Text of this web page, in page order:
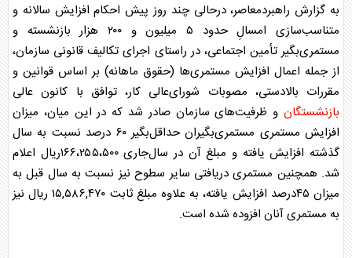
به گزارش راهبردمعاصر،‌ درحالی چند روز پیش احکام افزایش سالانه و
متناسب‌سازی امسالِ‌ حدود ۵ میلیون و ۲۰۰ هزار بازنشسته و
مستمری‌بگیر تأمین اجتماعی، در راستای اجرای تکالیف قانونی سازمان،
از جمله اعمال افزایش مستمری‌ها (حقوق ماهانه) بر اساس قوانین و
مقررات بالادستی، مصوبات شورای‌عالی کار، توافق با کانون عالی
بازنشستگان و ظرفیت‌های سازمان صادر شد که در این میان، میزان
افزایش مستمری مستمری‌بگیران حداقل‌بگیر ۶۰ درصد نسبت به سال
گذشته افزایش یافته و مبلغ آن در سال‌جاری ۱۶۶،۲۵۵،۵۰۰ریال اعلام
شد. همچنین مستمری دریافتی سایر سطوح نیز نسبت به سال قبل به
میزان ۴۵درصد افزایش یافته، به علاوه مبلغ ثابت ۱۵,۵۸۶,۴۷۰ ریال نیز
به مستمری آنان افزوده شده است.